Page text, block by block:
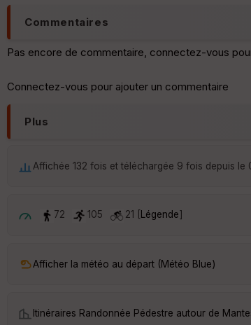
Commentaires
Pas encore de commentaire, connectez-vous
Connectez-vous pour ajouter un commentaire
Plus
Affichée 132 fois et téléchargée 9 fois depuis le
72 105 21 [ Légende]
Afficher la météo au départ (Météo Blue)
Itinéraires Randonnée Pédestre autour de